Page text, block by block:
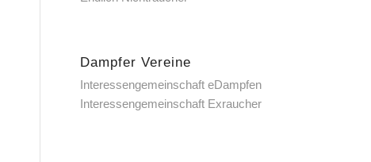
Dampfer Vereine
Interessengemeinschaft eDampfen
Interessengemeinschaft Exraucher